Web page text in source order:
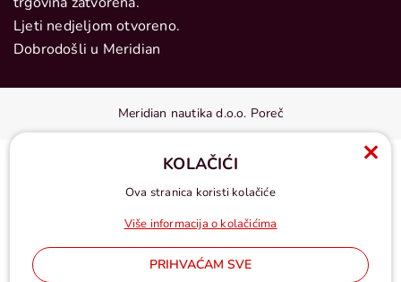
Ljeti nedjeljom otvoreno.
Dobrodošli u Meridian
Meridian nautika d.o.o. Poreč
Cijene u eurima, pdv uključen
KOLAČIĆI
Ova stranica koristi kolačiće
Više informacija o kolačićima
PRIHVAĆAM SVE